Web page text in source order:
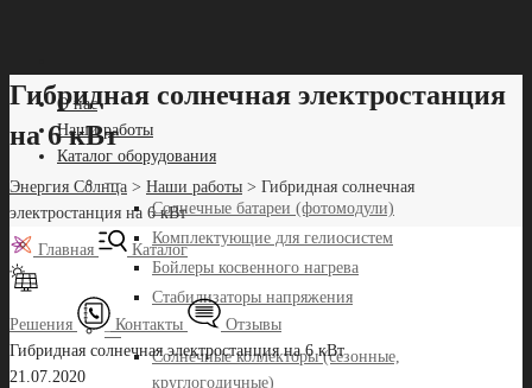
О нас
Наши работы
Каталог оборудования
—
Солнечные батареи (фотомодули)
Комплектующие для гелиосистем
Бойлеры косвенного нагрева
Стабилизаторы напряжения
—
Солнечные коллекторы (сезонные,
круглогодичные)
Гибридная солнечная электростанция
на 6 кВт
Энергия Солнца > Наши работы > Гибридная солнечная
электростанция на 6 кВт
Главная Каталог
Решения Контакты
Отзывы
Гибридная солнечная электростанция на 6 кВт
21.07.2020